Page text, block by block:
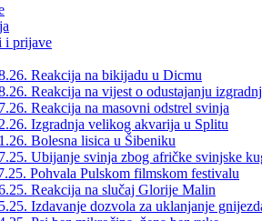
i prijave
Reakcija na bikijadu u Dicmu
Reakcija na vijest o odustajanju
Reakcija na masovni odstrel svinja
Izgradnja velikog akvarija u Splitu
Bolesna lisica u Šibeniku
Ubijanje svinja zbog afričke svinjske
Pohvala Pulskom filmskom festivalu
Reakcija na slučaj Glorije Malin
Izdavanje dozvola za uklanjanje